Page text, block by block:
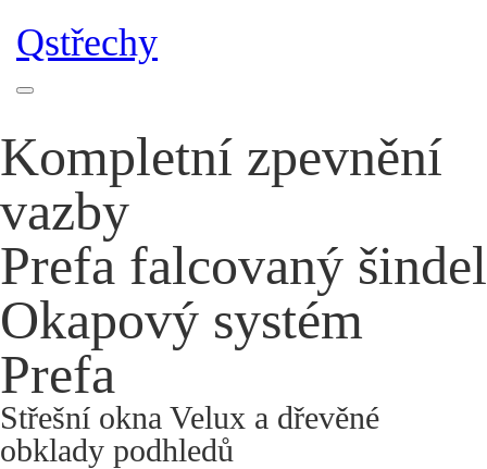
Qstřechy
Kompletní zpevnění
vazby
Prefa falcovaný šindel
Okapový systém
Prefa
Střešní okna Velux a dřevěné
obklady podhledů